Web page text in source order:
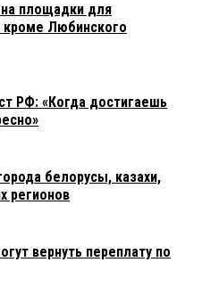
площадки для
кроме Любинского
РФ: «Когда достигаешь
белорусы, казахи,
регионов
вернуть переплату по